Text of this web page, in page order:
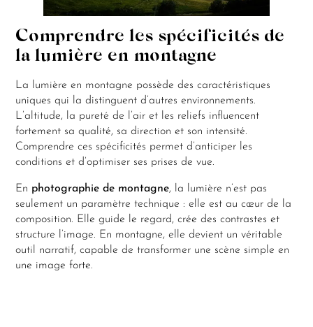
Comprendre les spécificités de
la lumière en montagne
La lumière en montagne possède des caractéristiques
uniques qui la distinguent d’autres environnements.
L’altitude, la pureté de l’air et les reliefs influencent
fortement sa qualité, sa direction et son intensité.
Comprendre ces spécificités permet d’anticiper les
conditions et d’optimiser ses prises de vue.
En photographie de montagne, la lumière n’est pas
seulement un paramètre technique : elle est au cœur de la
composition. Elle guide le regard, crée des contrastes et
structure l’image. En montagne, elle devient un véritable
outil narratif, capable de transformer une scène simple en
une image forte.